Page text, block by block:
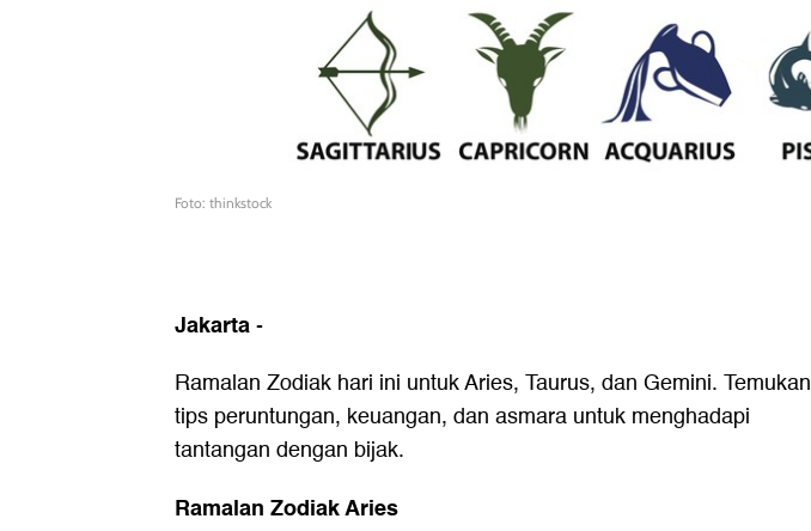
Foto: thinkstock
Jakarta-
Ramalan Zodiak hari ini untuk Aries, Taurus, dan Gemini. Temukan
tips peruntungan, keuangan, dan asmara untuk menghadapi
tantangan dengan bijak.
Ramalan Zodiak Aries